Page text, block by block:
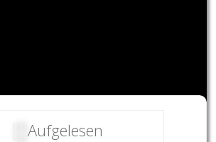
Aufgelesen